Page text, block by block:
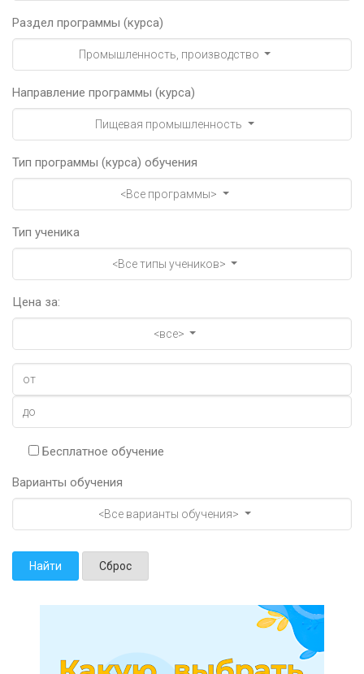
Раздел программы (курса)
Промышленность, производство
Направление программы (курса)
Пищевая промышленность
Тип программы (курса) обучения
<Все программы>
Тип ученика
<Все типы учеников>
Цена за:
<все>
Бесплатное обучение
Варианты обучения
<Все варианты обучения>
Найти Сброс